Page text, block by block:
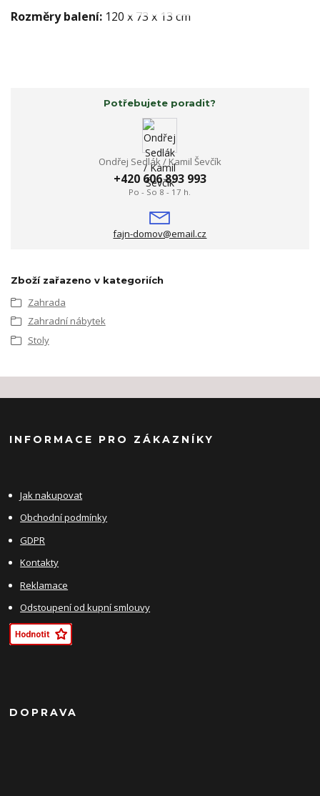
Rozměry balení: 120 x 73 x 13 cm
Potřebujete poradit?
Ondřej Sedlák / Kamil Ševčík
+420 606 893 993
Po - So 8 - 17 h.
fajn-domov@email.cz
Zboží zařazeno v kategoriích
Zahrada
Zahradní nábytek
Stoly
INFORMACE PRO ZÁKAZNÍKY
Jak nakupovat
Obchodní podmínky
GDPR
Kontakty
Reklamace
Odstoupení od kupní smlouvy
DOPRAVA